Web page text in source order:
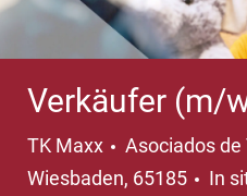
Verkäufer (m/
TK Maxx Categoría
Asociados de
Wiesbaden, 65185
In